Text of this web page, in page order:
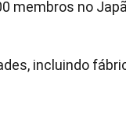
membros no
incluindo